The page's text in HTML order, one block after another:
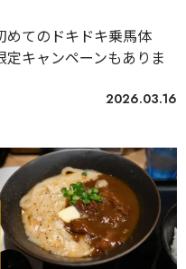
めてのドキドキ乗馬体
キャンペーンもありま
2026.03.16